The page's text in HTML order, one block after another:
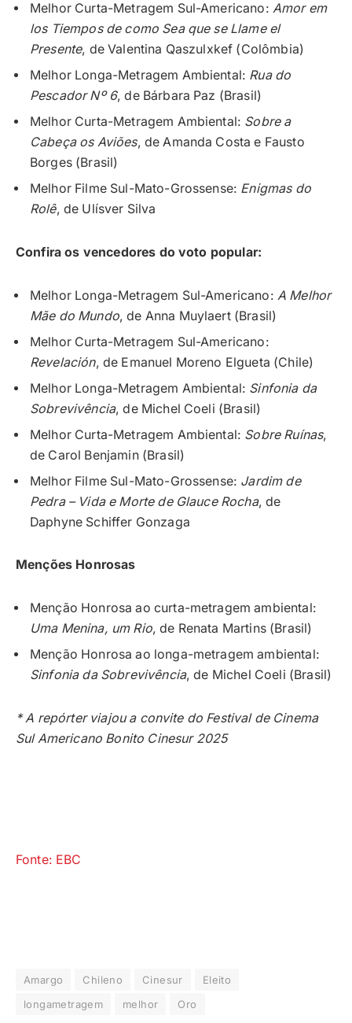
Melhor Curta-Metragem Sul-Americano: Amor em
los Tiempos de como Sea que se Llame el
Presente, de Valentina Qaszulxkef (Colômbia)
Melhor Longa-Metragem Ambiental: Rua do
Pescador Nº 6, de Bárbara Paz (Brasil)
Melhor Curta-Metragem Ambiental: Sobre a
Cabeça os Aviões, de Amanda Costa e Fausto
Borges (Brasil)
Melhor Filme Sul-Mato-Grossense: Enigmas do
Rolê, de Ulísver Silva
Confira os vencedores do voto popular:
Melhor Longa-Metragem Sul-Americano: A Melhor
Mãe do Mundo, de Anna Muylaert (Brasil)
Melhor Curta-Metragem Sul-Americano:
Revelación, de Emanuel Moreno Elgueta (Chile)
Melhor Longa-Metragem Ambiental: Sinfonia da
Sobrevivência, de Michel Coeli (Brasil)
Melhor Curta-Metragem Ambiental: Sobre Ruínas,
de Carol Benjamin (Brasil)
Melhor Filme Sul-Mato-Grossense: Jardim de
Pedra – Vida e Morte de Glauce Rocha, de
Daphyne Schiffer Gonzaga
Menções Honrosas
Menção Honrosa ao curta-metragem ambiental:
Uma Menina, um Rio, de Renata Martins (Brasil)
Menção Honrosa ao longa-metragem ambiental:
Sinfonia da Sobrevivência, de Michel Coeli (Brasil)
* A repórter viajou a convite do Festival de Cinema
Sul Americano Bonito Cinesur 2025
Fonte: EBC
Amargo Chileno Cinesur
Eleito
longametragem
melhor Oro